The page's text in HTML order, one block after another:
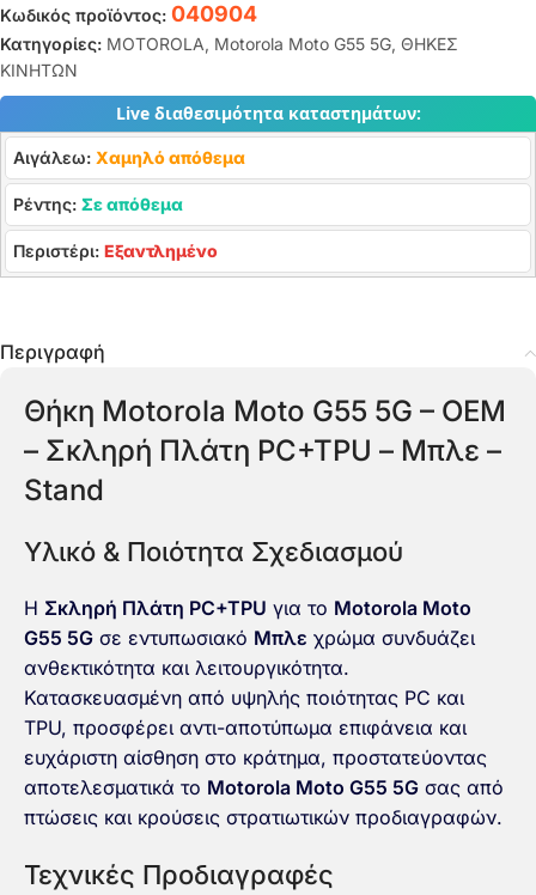
Κωδικός προϊόντος: 040904
Κατηγορίες: MOTOROLA, Motorola Moto G55 5G, ΘΗΚΕΣ
ΚΙΝΗΤΩΝ
Live διαθεσιμότητα καταστημάτων:
Αιγάλεω: Χαμηλό απόθεμα
Ρέντης: Σε απόθεμα
Περιστέρι: Εξαντλημένο
Περιγραφή
Θήκη Motorola Moto G55 5G – OEM
– Σκληρή Πλάτη PC+TPU – Μπλε –
Stand
Υλικό & Ποιότητα Σχεδιασμού
Η Σκληρή Πλάτη PC+TPU για το Motorola Moto
G55 5G σε εντυπωσιακό Μπλε χρώμα συνδυάζει
ανθεκτικότητα και λειτουργικότητα.
Κατασκευασμένη από υψηλής ποιότητας PC και
TPU, προσφέρει αντι-αποτύπωμα επιφάνεια και
ευχάριστη αίσθηση στο κράτημα, προστατεύοντας
αποτελεσματικά το Motorola Moto G55 5G σας από
πτώσεις και κρούσεις στρατιωτικών προδιαγραφών.
Τεχνικές Προδιαγραφές